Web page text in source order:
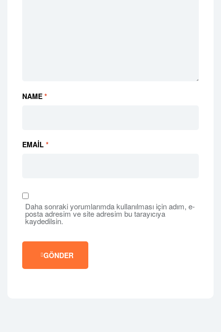
NAME *
EMAIL *
Daha sonraki yorumlarımda kullanılması için adım, e-
posta adresim ve site adresim bu tarayıcıya
kaydedilsin.
GÖNDER